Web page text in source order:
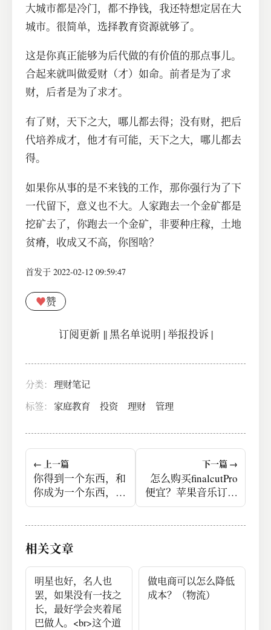
大城市都是冷门，都不挣钱，我还特想定居在大
城市。很简单，选择教育资源就够了。
这是你真正能够为后代做的有价值的那点事儿。
合起来就叫做爱财（才）如命。前者是为了求
财，后者是为了求才。
有了财，天下之大，哪儿都去得；没有财，把后
代培养成才，他才有可能，天下之大，哪儿都去
得。
如果你从事的是不来钱的工作，那你强行为了下
一代留下，意义也不大。人家跑去一个金矿都是
挖矿去了，你跑去一个金矿，非要种庄稼，土地
贫瘠，收成又不高，你图啥？
首发于 2022-02-12 09:59:47
♥赞
订阅更新||黑名单说明 |举报投诉 |
分类： 理财笔记
标签： 家庭教育 投资 理财 管理
← 上一篇
你得到一个东西，和
你成为一个东西，这
之间没有必然联系。
下一篇 →
怎么购买finalcutPro
便宜？苹果音乐订阅
也可以
相关文章
明星也好，名人也
罢，如果没有一技之
长，最好学会夹着尾
巴做人。<br>这个道
做电商可以怎么降低
成本？（物流）